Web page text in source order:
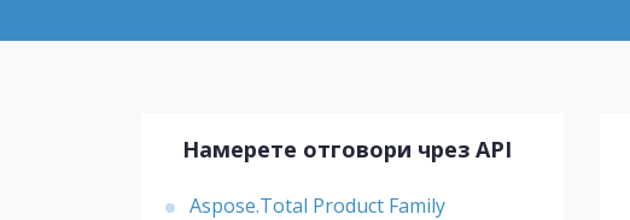
Намерете отговори чрез API
Aspose.Total Product Family